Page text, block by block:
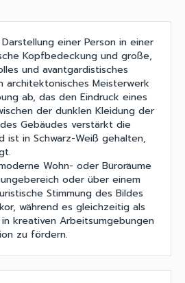
einer Person in einer
Kopfbedeckung und große,
und avantgardistisches
architektonisches Meisterwerk
ab, das den Eindruck eines
der dunklen Kleidung der
Gebäudes verstärkt die
ist in Schwarz-Weiß gehalten,
Wohn- oder Büroräume
oder über einem
Stimmung des Bildes
während es gleichzeitig als
kreativen Arbeitsumgebungen
zu fördern.